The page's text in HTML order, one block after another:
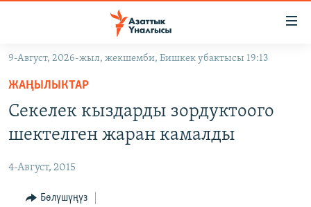
Навигацияга
өтүңүз
Издөөгө
салыңыз
ЭКОНОМИКА
МАДАНИЯТ
БОРБОР АЗИЯ
АТАЙЫН ИЛИКТӨӨ
ТВ ПРОГРАММАЛАР
9-Август, 2026-жыл, жекшемби, Бишкек убактысы 19:13
ЖАҢЫЛЫКТАР
Секелек кыздарды зордуктоого
шектелген жаран камалды
4-Август, 2015
Бөлүшүңүз